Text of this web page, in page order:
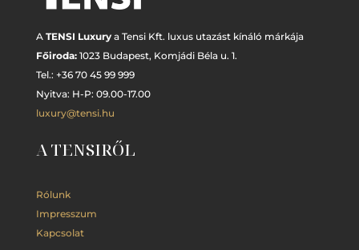
A TENSI Luxurya Tensi Kft. luxus utazást kínáló márkája
Főiroda: 1023 Budapest, Komjádi Béla u. 1.
Tel.: +36 70 45 99 999
Nyitva: H-P: 09.00-17.00
luxury@tensi.hu
A TENSIRŐL
Rólunk
Impresszum
Kapcsolat